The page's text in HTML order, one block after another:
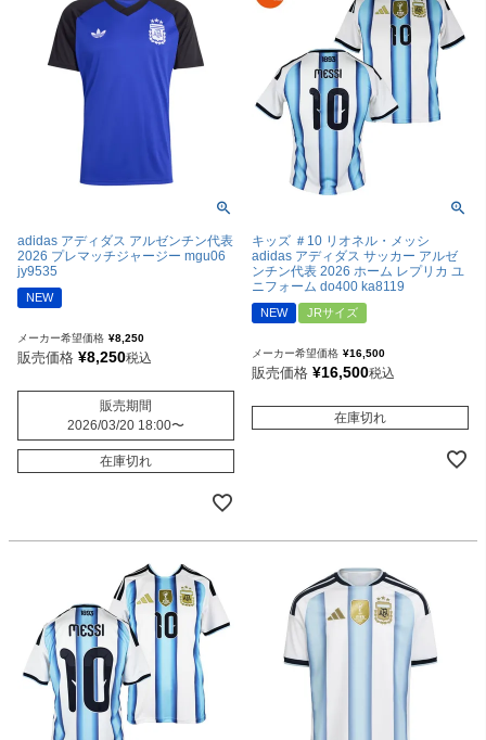
adidas アディダス アルゼンチン代表
2026 プレマッチジャージー mgu06
jy9535
NEW
メーカー希望価格 ¥8,250
販売価格 ¥8,250税込
販売期間
2026/03/20 18:00〜
在庫切れ
キッズ ＃10 リオネル・メッシ
adidas アディダス サッカー アルゼ
ンチン代表 2026 ホーム レプリカ ユ
ニフォーム do400 ka8119
NEW JRサイズ
メーカー希望価格 ¥16,500
販売価格 ¥16,500税込
在庫切れ